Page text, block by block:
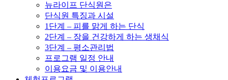
뉴라이프 단식원은
단식원 특징과 시설
1단계 – 피를 맑게 하는 단식
2단계 – 장을 건강하게 하는 생채식
3단계 – 평소관리법
프로그램 일정 안내
이용요금 및 이용안내